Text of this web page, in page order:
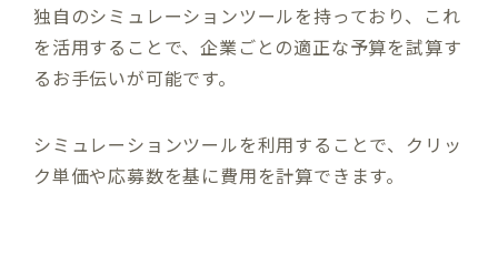
独自のシミュレーションツールを持っており、これ
を活用することで、企業ごとの適正な予算を試算す
るお手伝いが可能です。
シミュレーションツールを利用することで、クリッ
ク単価や応募数を基に費用を計算できます。